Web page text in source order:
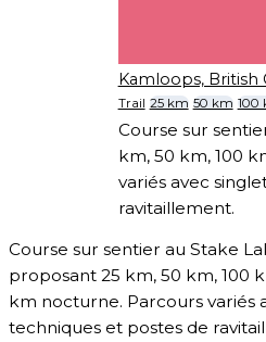
Kamloops, British
Trail 25 km 50 km 100
Course sur
km, 50 km, 100
variés avec
ravitaillement.
Course sur sentier au Stake
proposant 25 km, 50 km, 100
km nocturne. Parcours variés
techniques et postes de